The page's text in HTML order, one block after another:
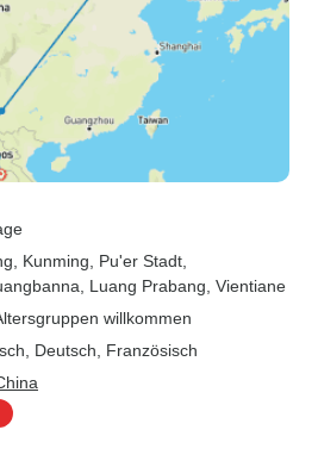
, Kunming , Pu'er Stadt
, Luang Prabang , Vientiane
willkommen
Deutsch, Französisch